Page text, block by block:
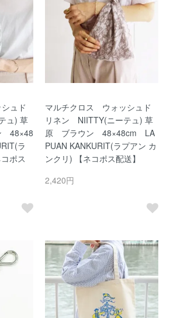
ュド
ュ) 草
48×48
ラ
ポス
マルチクロス ウォッシュド
リネン NIITTY(ニーテュ) 草
原 ブラウン 48×48cm LA
PUAN KANKURIT(ラプアン カ
ンクリ) 【ネコポス配送】
2,420円